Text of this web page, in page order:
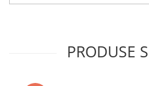
PRODUSE